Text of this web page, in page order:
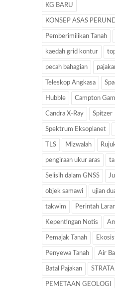
KG BARU
KONSEP ASAS
Pemberimilikan Tanah
kaedah grid kontur
pecah bahagian
Teleskop Angkasa
Hubble Campton
Candra X-Ray Spitzer
Spektrum Eksoplanet
TLS Mizwalah
pengiraan ukur aras
Selisih dalam GNSS
objek samawi ujian
takwim Perintah
Kepentingan Notis
Pemajak Tanah
Penyewa Tanah Air
Batal Pajakan STRATA
PEMETAAN GEOLOGI